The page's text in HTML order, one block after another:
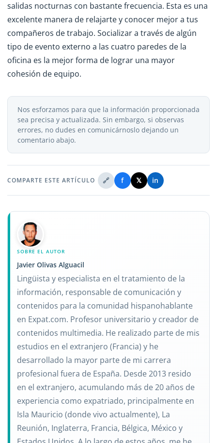
salidas nocturnas con bastante frecuencia. Esta es una
excelente manera de relajarte y conocer mejor a tus
compañeros de trabajo. Socializar a través de algún
tipo de evento externo a las cuatro paredes de la
oficina es la mejor forma de lograr una mayor
cohesión de equipo.
Nos esforzamos para que la información proporcionada
sea precisa y actualizada. Sin embargo, si observas
errores, no dudes en comunicárnoslo dejando un
comentario abajo.
COMPARTE ESTE ARTÍCULO 🔗 f 𝕏 in
SOBRE EL AUTOR
Javier Olivas Alguacil
Lingüista y especialista en el tratamiento de la
información, responsable de comunicación y
contenidos para la comunidad hispanohablante
en Expat.com. Profesor universitario y creador de
contenidos multimedia. He realizado parte de mis
estudios en el extranjero (Francia) y he
desarrollado la mayor parte de mi carrera
profesional fuera de España. Desde 2013 resido
en el extranjero, acumulando más de 20 años de
experiencia como expatriado, principalmente en
Isla Mauricio (donde vivo actualmente), La
Reunión, Inglaterra, Francia, Bélgica, México y